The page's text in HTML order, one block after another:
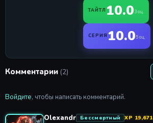
ТАЙТЛ 10.03 оц.
СЕРИЯ 10.05 оц.
Комментарии (2)
Войдите, чтобы написать комментарий.
Olexandr Бессмертный XP 19,671